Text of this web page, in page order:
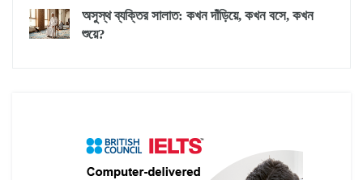
অসুস্থ ব্যক্তির সালাত: কখন দাঁড়িয়ে, কখন বসে, কখন
শুয়ে?